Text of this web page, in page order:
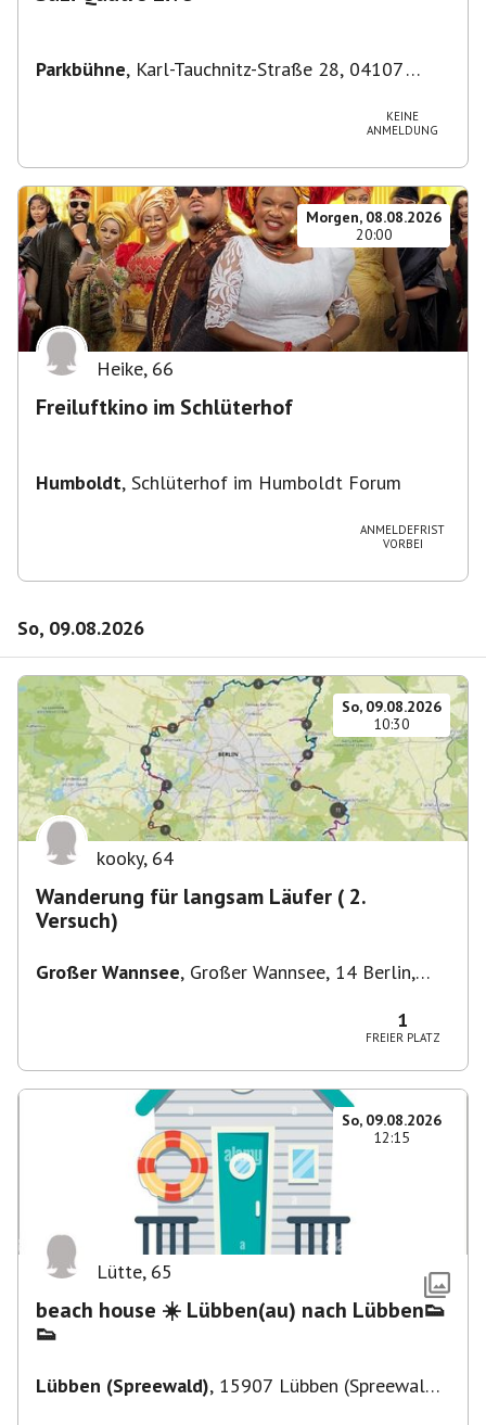
Parkbühne, Karl-Tauchnitz-Straße 28, 04107
KEINE
ANMELDUNG
Morgen, 08.08.2026
20:00
Heike, 66
Freiluftkino im Schlüterhof
Humboldt, Schlüterhof im Humboldt Forum
ANMELDEFRIST
VORBEI
So, 09.08.2026
So, 09.08.2026
10:30
kooky, 64
Wanderung für langsam Läufer ( 2.
Versuch)
Großer Wannsee, Großer Wannsee, 14 Berlin,
1
FREIER PLATZ
So, 09.08.2026
12:15
Lütte, 65
beach house ☀️ Lübben(au) nach Lübben👟
👟
Lübben (Spreewald), 15907 Lübben (Spreewald),